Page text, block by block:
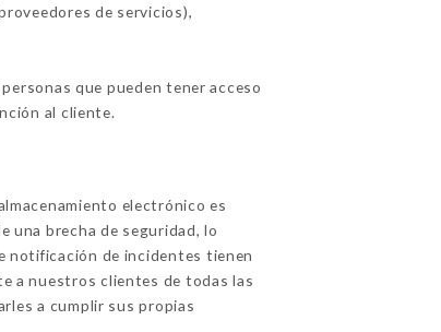
de servicios),
que pueden tener acceso
al cliente.
electrónico es
una brecha de seguridad, lo
notificación de incidentes tienen
a nuestros clientes de todas las
a cumplir sus propias